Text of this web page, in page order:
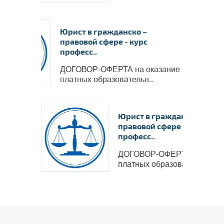
Юрист в гражданско –
правовой сфере - курс
професс..
ДОГОВОР-ОФЕРТА на оказание
платных образовательн..
Юрист в гражданско –
правовой сфере - курс
професс..
ДОГОВОР-ОФЕРТА на
платных образовательн..